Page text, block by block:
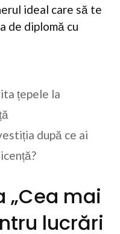
ideal care să te
de diplomă cu
țepele la
după ce ai
„Cea mai
lucrări